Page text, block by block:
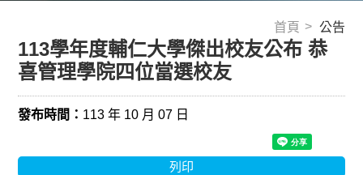
首頁 公告
113學年度輔仁大學傑出校友公布 恭
喜管理學院四位當選校友
發布時間： 113 年 10 月 07 日
列印